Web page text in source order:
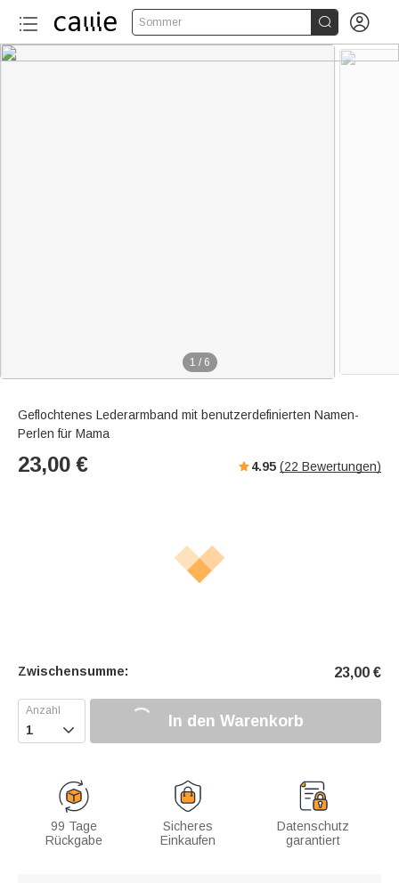
Sommer  
1 / 6
Geflochtenes Lederarmband mit benutzerdefinierten Namen-
Perlen für Mama
23,00 € 4.95 (22 Bewertungen)
Zwischensumme: 23,00 €
 In den Warenkorb
99 Tage
Rückgabe
Sicheres
Einkaufen
Datenschutz
garantiert